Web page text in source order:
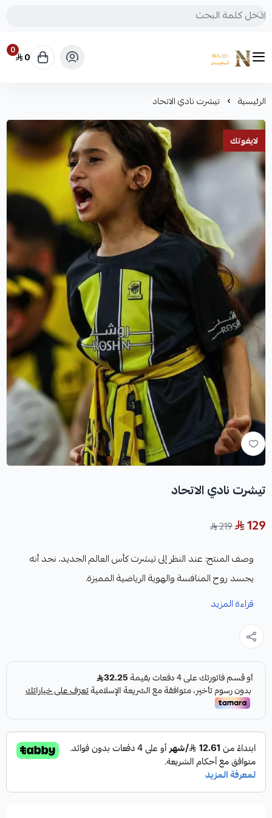
متجر نجد
0 0
الرئيسية تيشرت نادي الاتحاد
لايفوتك
تيشرت نادي الاتحاد
129
219
وصف المنتج: عند النظر إلى تيشرت كأس العالم الجديد، نجد أنه
يجسد روح المنافسة والهوية الرياضية المميزة.
يتميز بشكله العصري الذي يعكس الألوان الرسمية لكأس العالم،
مما يجعله اختيارًا مثاليًا لعشاق كرة القدم.
-الراحة:
قراءة المزيد